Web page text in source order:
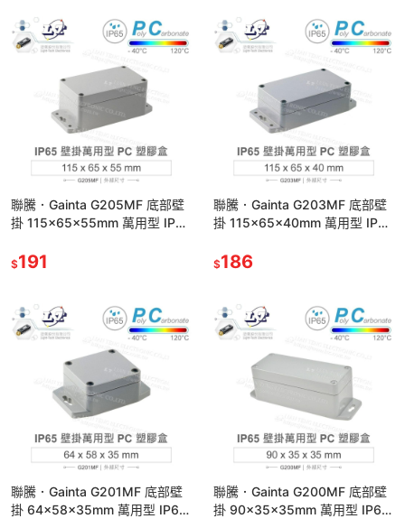
聯騰．Gainta G205MF 底部壁
掛 115x65x55mm 萬用型 IP65
$191
聯騰．Gainta G203MF 底部壁
掛 115x65x40mm 萬用型 IP65
$186
聯騰．Gainta G201MF 底部壁
掛 64x58x35mm 萬用型 IP65
聯騰．Gainta G200MF 底部壁
掛 90x35x35mm 萬用型 IP65